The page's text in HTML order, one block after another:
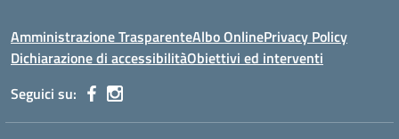
Amministrazione TrasparenteAlbo OnlinePrivacy Policy
Dichiarazione di accessibilitàObiettivi ed interventi
Seguici su: